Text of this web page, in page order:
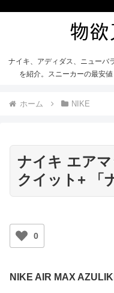
ナイキ、アディダス、ニューバ
を紹介。スニーカーの最安
ホーム NIKE
ナイキ エア
クイット+ 「
0
NIKE AIR MAX